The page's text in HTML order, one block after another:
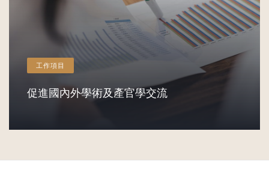
工作項目
促進國內外學術及產官學交流